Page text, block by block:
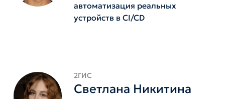
автоматизация реальных
устройств в CI/CD
2ГИС
Светлана Никитина